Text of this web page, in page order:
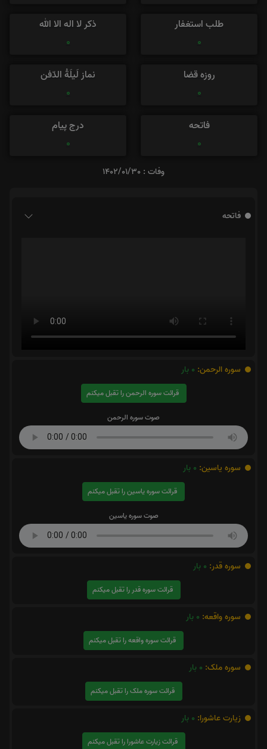
طلب استغفار
0
ذکر لا اله الا الله
0
روزه قضا
0
نماز لَیلَةُ الدّفن
0
فاتحه
0
درج پیام
0
وفات : 1402/01/30
فاتحه
سوره الرحمن: 0 بار
قرائت سوره الرحمن را تقبل میکنم
صوت سوره الرحمن
سوره یاسین: 0 بار
قرائت سوره یاسین را تقبل میکنم
صوت سوره یاسین
سوره قدر: 0 بار
قرائت سوره قدر را تقبل میکنم
سوره واقعه: 0 بار
قرائت سوره واقعه را تقبل میکنم
سوره ملک: 0 بار
قرائت سوره ملک را تقبل میکنم
زیارت عاشورا: 0 بار
قرائت زیارت عاشورا را تقبل میکنم